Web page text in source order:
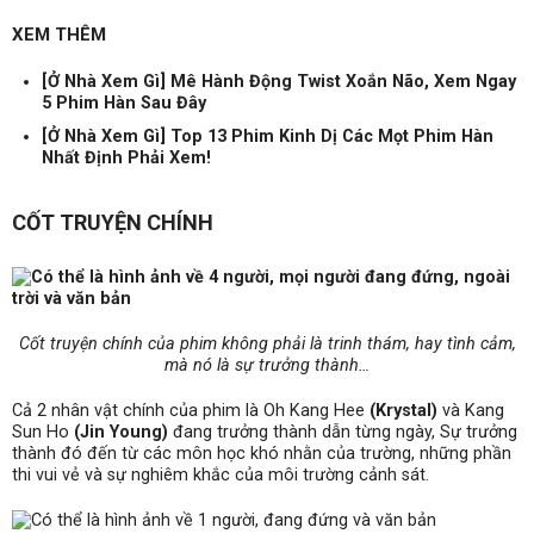
XEM THÊM
[Ở Nhà Xem Gì] Mê Hành Động Twist Xoắn Não, Xem Ngay
5 Phim Hàn Sau Đây
[Ở Nhà Xem Gì] Top 13 Phim Kinh Dị Các Mọt Phim Hàn
Nhất Định Phải Xem!
CỐT TRUYỆN CHÍNH
Cốt truyện chính của phim không phải là trinh thám, hay tình cảm,
mà nó là sự trưởng thành…
Cả 2 nhân vật chính của phim là Oh Kang Hee (Krystal) và Kang
Sun Ho (Jin Young) đang trưởng thành dẫn từng ngày, Sự trưởng
thành đó đến từ các môn học khó nhằn của trường, những phần
thi vui vẻ và sự nghiêm khắc của môi trường cảnh sát.